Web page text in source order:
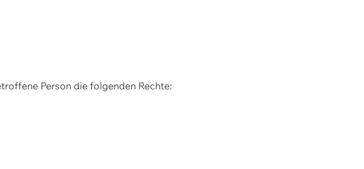
Person die folgenden Rechte: